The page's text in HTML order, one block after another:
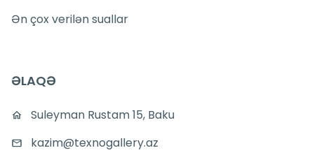
Ən çox verilən suallar
ƏLAQƏ
Suleyman Rustam 15, Baku
kazim@texnogallery.az